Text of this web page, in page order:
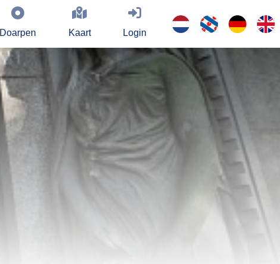
Doarpen Kaart Login